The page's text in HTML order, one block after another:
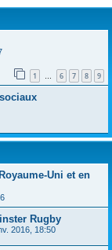
1 … 6 7 8 9
Uni et en
Rugby
2016, 18:50